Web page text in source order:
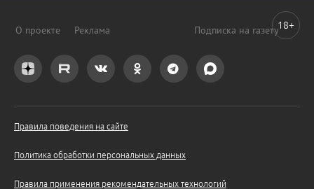
О проекте Реклама Подписка на газету
Правила поведения на сайте
Политика обработки персональных данных
Правила применения рекомендательных технологий
18+